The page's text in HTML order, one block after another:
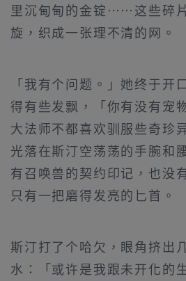
里沉甸甸的金锭……这些碎
旋，织成一张理不清的网。
「我有个问题。」她终于开
得有些发飘，「你有没有宠
大法师不都喜欢驯服些奇珍
光落在斯汀空荡荡的手腕和
有召唤兽的契约印记，也没
只有一把磨得发亮的匕首。
斯汀打了个哈欠，眼角挤出
水：「或许是我跟未开化的